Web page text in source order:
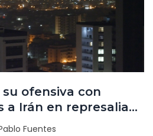
ofensiva con
a Irán en represalia
Fuentes